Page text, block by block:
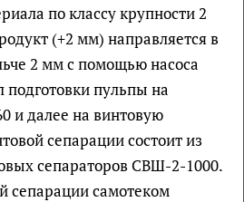
по классу крупности 2
(+2 мм) направляется в
2 мм с помощью насоса
подготовки пульпы на
и далее на винтовую
сепарации состоит из
сепараторов СВШ-2-1000.
сепарации самотеком